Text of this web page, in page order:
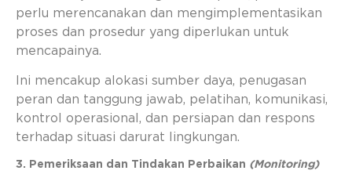
perlu merencanakan dan mengimplementasikan
proses dan prosedur yang diperlukan untuk
mencapainya.
Ini mencakup alokasi sumber daya, penugasan
peran dan tanggung jawab, pelatihan, komunikasi,
kontrol operasional, dan persiapan dan respons
terhadap situasi darurat lingkungan.
3. Pemeriksaan dan Tindakan Perbaikan (Monitoring)